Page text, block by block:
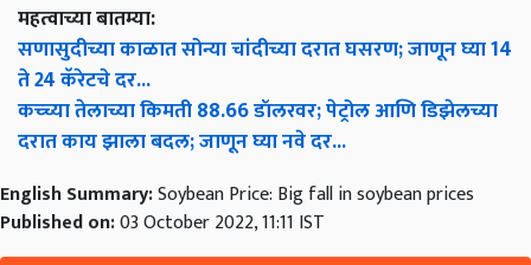
महत्वाच्या बातम्या:
सणासुदीच्या काळात सोन्या चांदीच्या दरात घसरण; जाणून घ्या 14
ते 24 कॅरेटचे दर...
कच्च्या तेलाच्या किमती 88.66 डॉलरवर; पेट्रोल आणि डिझेलच्या
दरात काय झाला बदल; जाणून घ्या नवे दर...
English Summary:Soybean Price: Big fall in soybean prices
Published on:03 October 2022, 11:11 IST